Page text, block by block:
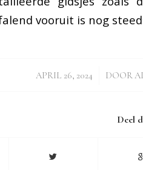
vooruit is nog
APRIL 26, 2024
/ DOOR
Deel